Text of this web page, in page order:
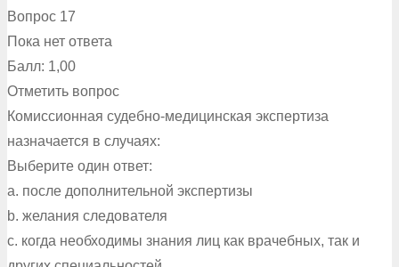
Вопрос 17
Пока нет ответа
Балл: 1,00
Отметить вопрос
Комиссионная судебно-медицинская экспертиза
назначается в случаях:
Выберите один ответ:
a. после дополнительной экспертизы
b. желания следователя
c. когда необходимы знания лиц как врачебных, так и